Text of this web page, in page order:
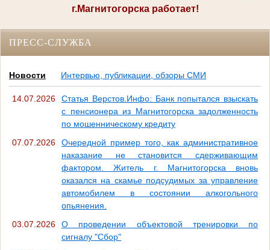
г.Магнитогорска работает!
ПРЕСС-СЛУЖБА
Новости Интервью, публикации, обзоры СМИ
14.07.2026
Статья Верстов.Инфо: Банк попытался взыскать
с пенсионера из Магнитогорска задолженность
по мошенническому кредиту
07.07.2026
Очередной пример того, как административное
наказание не становится сдерживающим
фактором. Житель г. Магнитогорска вновь
оказался на скамье подсудимых за управление
автомобилем в состоянии алкогольного
опьянения.
03.07.2026
О проведении объектовой тренировки по
сигналу "Сбор"